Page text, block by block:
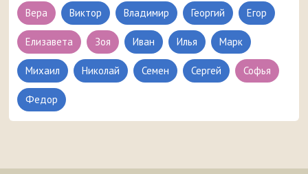
Вера Виктор Владимир Георгий Егор
Елизавета Зоя Иван Илья Марк
Михаил Николай Семен Сергей Софья
Федор